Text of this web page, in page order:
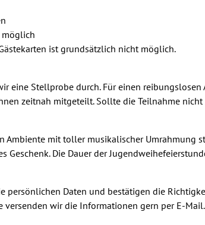
möglich
ist grundsätzlich nicht möglich.
eine Stellprobe durch. Für einen
zeitnah mitgeteilt. Sollte die Teilnahme
Ambiente mit toller musikalischer
Geschenk. Die Dauer der
Daten und bestätigen die
versenden wir die Informationen gern per E-